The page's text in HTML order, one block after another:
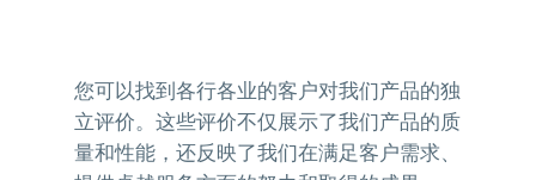
电池浆料匀浆机 SIE‑GX500 高速搅拌分散机
多工位球磨机 实验室精细研磨机
施诺斯小型定量分装机 多功能分装机 SIE-401
银浆材料
LED原材
其他应用
化妆品原料
为什么要选择施诺斯？
MORE+
如何将胶水中的气泡除掉
MORE+
我们在哪
您可以找到各行各业的客户对我们产品的独
立评价。这些评价不仅展示了我们产品的质
量和性能，还反映了我们在满足客户需求、